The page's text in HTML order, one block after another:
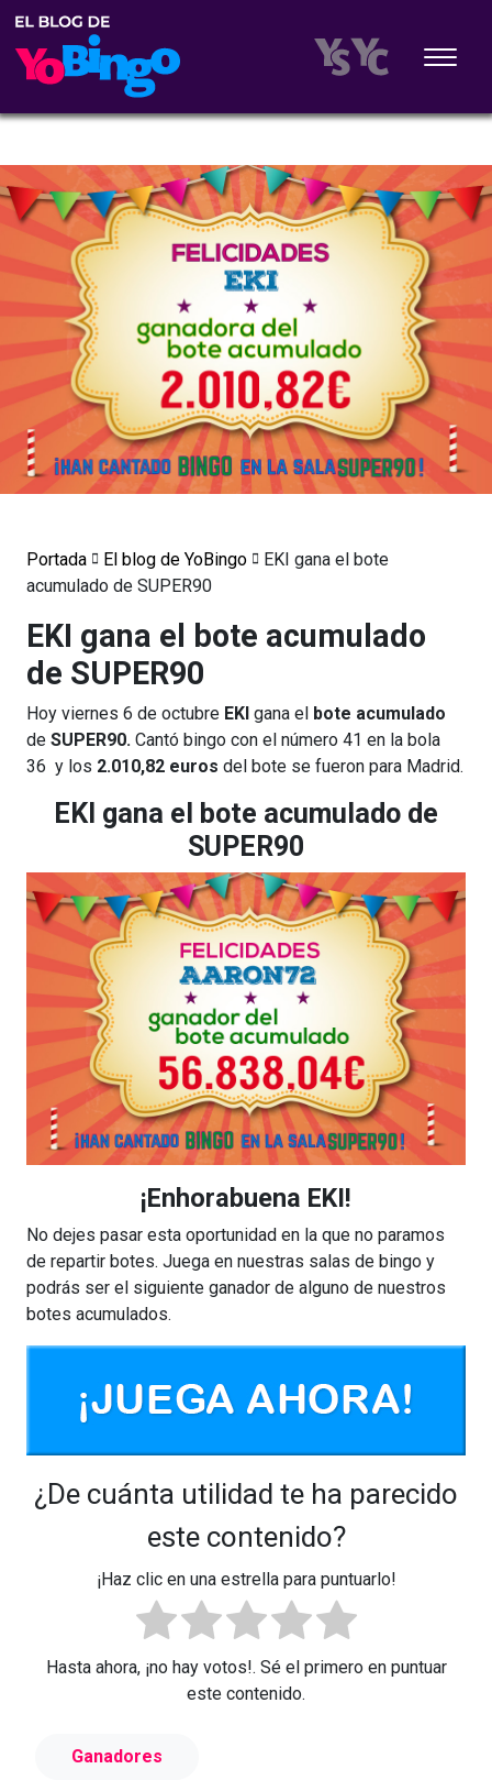
Portada El blog de YoBingo
EKI gana el bote
acumulado de SUPER90
EKI gana el bote acumulado
de SUPER90
Hoy viernes 6 de octubre EKI gana el bote acumulado
de SUPER90. Cantó bingo con el número 41 en la bola
36 y los 2.010,82 euros del bote se fueron para Madrid.
EKI gana el bote acumulado de
SUPER90
¡Enhorabuena EKI!
No dejes pasar esta oportunidad en la que no paramos
de repartir botes. Juega en nuestras salas de bingo y
podrás ser el siguiente ganador de alguno de nuestros
botes acumulados.
¿De cuánta utilidad te ha parecido
este contenido?
¡Haz clic en una estrella para puntuarlo!
Hasta ahora, ¡no hay votos!. Sé el primero en puntuar
este contenido.
Ganadores